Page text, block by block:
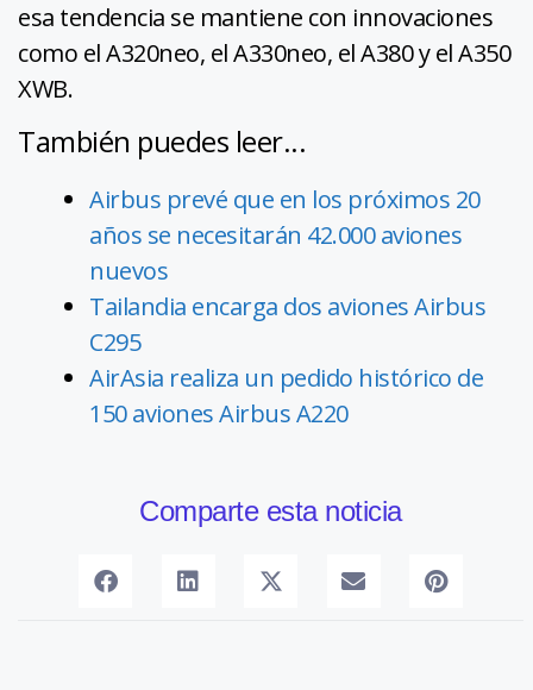
esa tendencia se mantiene con innovaciones
como el A320neo, el A330neo, el A380 y el A350
XWB.
También puedes leer...
Airbus prevé que en los próximos 20
años se necesitarán 42.000 aviones
nuevos
Tailandia encarga dos aviones Airbus
C295
AirAsia realiza un pedido histórico de
150 aviones Airbus A220
Comparte esta noticia